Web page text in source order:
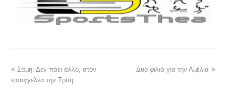
Σάμη: Δεν πάει άλλο, στον
εισαγγελέα την Τρίτη
Δυο φιλιά για την Αμέλια